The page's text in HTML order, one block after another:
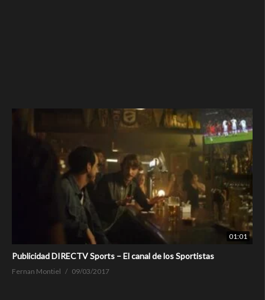
01:01
Publicidad DIRECTV Sports – El canal de los Sportistas
Fernan Montiel 09/03/2017